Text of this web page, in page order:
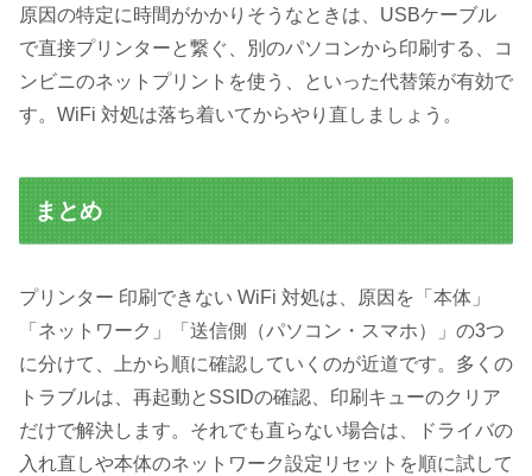
原因の特定に時間がかかりそうなときは、USBケーブル
で直接プリンターと繋ぐ、別のパソコンから印刷する、コ
ンビニのネットプリントを使う、といった代替策が有効で
す。WiFi 対処は落ち着いてからやり直しましょう。
まとめ
プリンター 印刷できない WiFi 対処は、原因を「本体」
「ネットワーク」「送信側（パソコン・スマホ）」の3つ
に分けて、上から順に確認していくのが近道です。多くの
トラブルは、再起動とSSIDの確認、印刷キューのクリア
だけで解決します。それでも直らない場合は、ドライバの
入れ直しや本体のネットワーク設定リセットを順に試して